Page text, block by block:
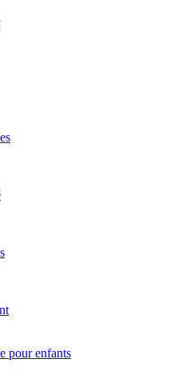
pour enfants